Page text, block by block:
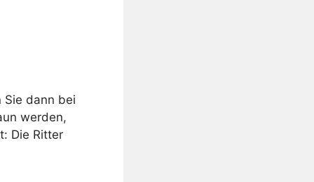
Sie dann bei
werden,
Die Ritter